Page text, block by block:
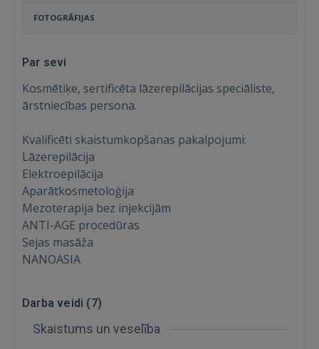
FOTOGRĀFIJAS
Par sevi
Kosmētiķe, sertificēta lāzerepilācijas speciāliste,
ārstniecības persona.
Kvalificēti skaistumkopšanas pakalpojumi:
Lāzerepilācija
Elektroepilācija
Aparātkosmetoloģija
Mezoterapija bez injekcijām
ANTI-AGE procedūras
Sejas masāža
NANOASIA
Darba veidi (7)
Skaistums un veselība